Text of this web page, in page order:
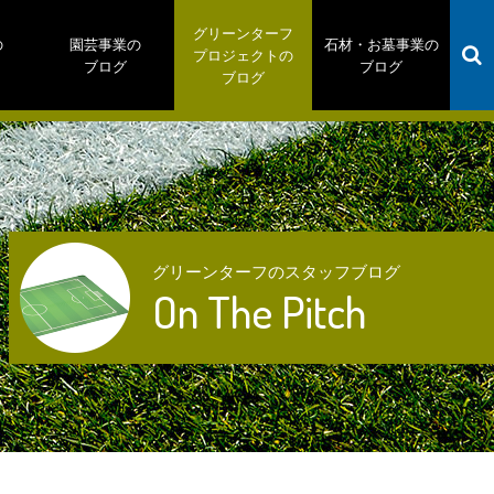
園芸事業の
ブログ
グリーンターフ
プロジェクトの
ブログ
石材・お墓事業の
ブログ
グリーンターフのスタッフブログ
On The Pitch